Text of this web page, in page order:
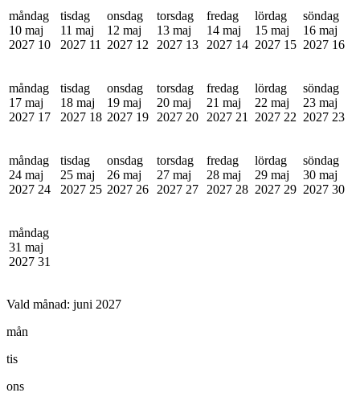
måndag
10 maj
2027 10
tisdag
11 maj
2027 11
onsdag
12 maj
2027 12
torsdag
13 maj
2027 13
fredag
14 maj
2027 14
lördag
15 maj
2027 15
söndag
16 maj
2027 16
måndag
17 maj
2027 17
tisdag
18 maj
2027 18
onsdag
19 maj
2027 19
torsdag
20 maj
2027 20
fredag
21 maj
2027 21
lördag
22 maj
2027 22
söndag
23 maj
2027 23
måndag
24 maj
2027 24
tisdag
25 maj
2027 25
onsdag
26 maj
2027 26
torsdag
27 maj
2027 27
fredag
28 maj
2027 28
lördag
29 maj
2027 29
söndag
30 maj
2027 30
måndag
31 maj
2027 31
Vald månad: juni 2027
mån
tis
ons